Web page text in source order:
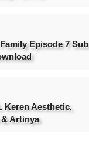
Episode 7 Sub
Keren Aesthetic,
Artinya